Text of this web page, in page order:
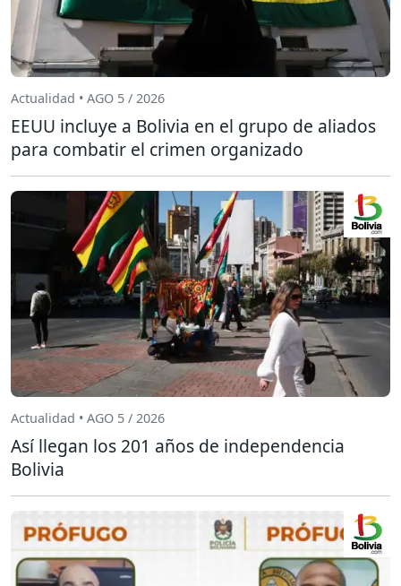
Actualidad • AGO 5 / 2026
EEUU incluye a Bolivia en el grupo de aliados
para combatir el crimen organizado
Actualidad • AGO 5 / 2026
Así llegan los 201 años de independencia
Bolivia